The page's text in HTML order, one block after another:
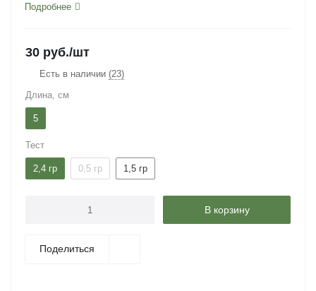
Подробнее
30 руб./шт
Есть в наличии (23)
Длина, см
5
Тест
2,4 гр 0,5 гр 1,5 гр
В корзину
Поделиться